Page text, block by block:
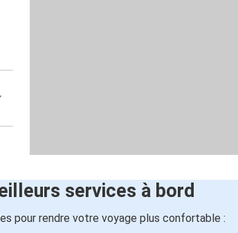
services à bord
pour rendre votre voyage plus confortable :